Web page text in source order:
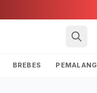
BREBES PEMALANG